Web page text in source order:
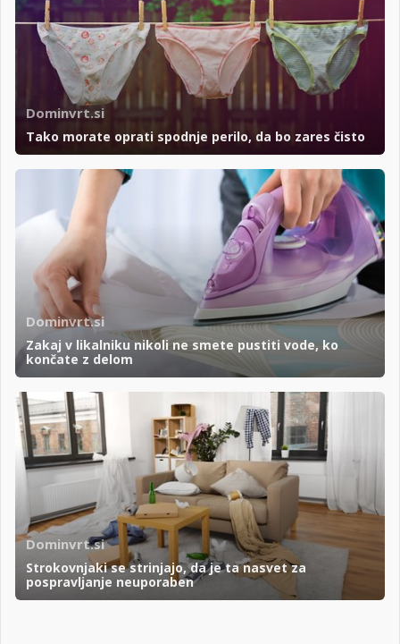
Dominvrt.si
Tako morate oprati spodnje perilo, da bo zares čisto
Dominvrt.si
Zakaj v likalniku nikoli ne smete pustiti vode, ko
končate z delom
Dominvrt.si
Strokovnjaki se strinjajo, da je ta nasvet za
pospravljanje neuporaben